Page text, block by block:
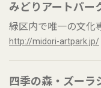
みどりアートパー
緑区内で唯一の文化
http://midori-artpark.jp/
四季の森・ズーラ